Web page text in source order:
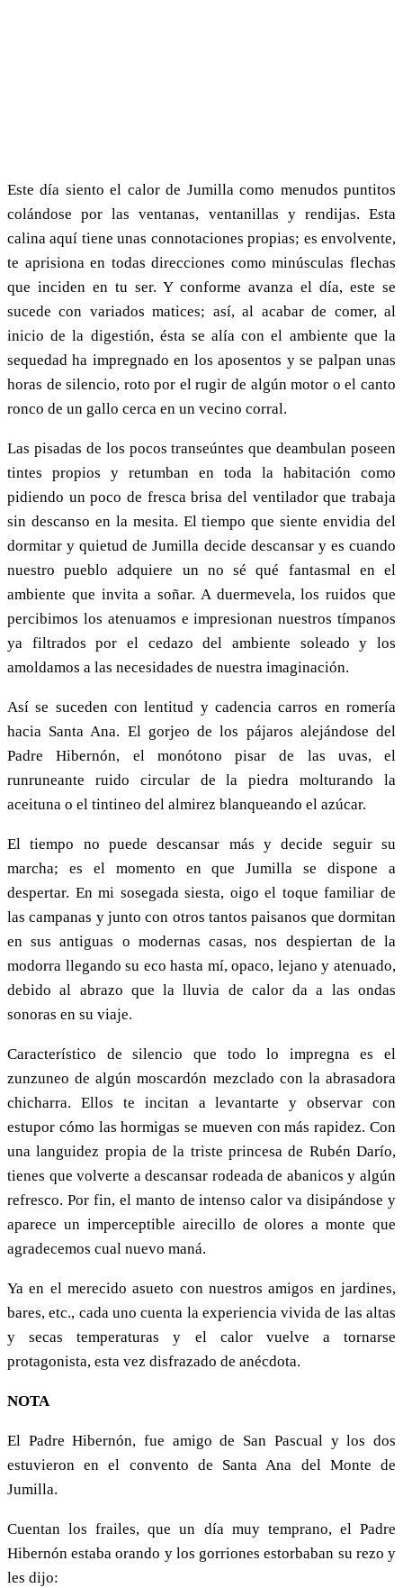
Este día siento el calor de Jumilla como menudos puntitos
colándose por las ventanas, ventanillas y rendijas. Esta
calina aquí tiene unas connotaciones propias; es envolvente,
te aprisiona en todas direcciones como minúsculas flechas
que inciden en tu ser. Y conforme avanza el día, este se
sucede con variados matices; así, al acabar de comer, al
inicio de la digestión, ésta se alía con el ambiente que la
sequedad ha impregnado en los aposentos y se palpan unas
horas de silencio, roto por el rugir de algún motor o el canto
ronco de un gallo cerca en un vecino corral.
Las pisadas de los pocos transeúntes que deambulan poseen
tintes propios y retumban en toda la habitación como
pidiendo un poco de fresca brisa del ventilador que trabaja
sin descanso en la mesita. El tiempo que siente envidia del
dormitar y quietud de Jumilla decide descansar y es cuando
nuestro pueblo adquiere un no sé qué fantasmal en el
ambiente que invita a soñar. A duermevela, los ruidos que
percibimos los atenuamos e impresionan nuestros tímpanos
ya filtrados por el cedazo del ambiente soleado y los
amoldamos a las necesidades de nuestra imaginación.
Así se suceden con lentitud y cadencia carros en romería
hacia Santa Ana. El gorjeo de los pájaros alejándose del
Padre Hibernón, el monótono pisar de las uvas, el
runruneante ruido circular de la piedra molturando la
aceituna o el tintineo del almirez blanqueando el azúcar.
El tiempo no puede descansar más y decide seguir su
marcha; es el momento en que Jumilla se dispone a
despertar. En mi sosegada siesta, oigo el toque familiar de
las campanas y junto con otros tantos paisanos que dormitan
en sus antiguas o modernas casas, nos despiertan de la
modorra llegando su eco hasta mí, opaco, lejano y atenuado,
debido al abrazo que la lluvia de calor da a las ondas
sonoras en su viaje.
Característico de silencio que todo lo impregna es el
zunzuneo de algún moscardón mezclado con la abrasadora
chicharra. Ellos te incitan a levantarte y observar con
estupor cómo las hormigas se mueven con más rapidez. Con
una languidez propia de la triste princesa de Rubén Darío,
tienes que volverte a descansar rodeada de abanicos y algún
refresco. Por fin, el manto de intenso calor va disipándose y
aparece un imperceptible airecillo de olores a monte que
agradecemos cual nuevo maná.
Ya en el merecido asueto con nuestros amigos en jardines,
bares, etc., cada uno cuenta la experiencia vivida de las altas
y secas temperaturas y el calor vuelve a tornarse
protagonista, esta vez disfrazado de anécdota.
NOTA
El Padre Hibernón, fue amigo de San Pascual y los dos
estuvieron en el convento de Santa Ana del Monte de
Jumilla.
Cuentan los frailes, que un día muy temprano, el Padre
Hibernón estaba orando y los gorriones estorbaban su rezo y
les dijo: